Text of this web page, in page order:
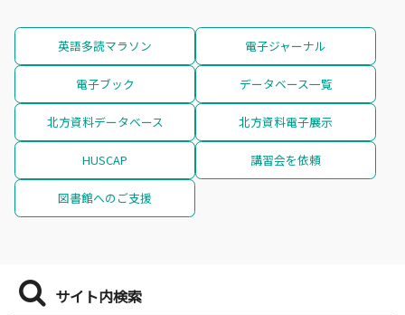
英語多読マラソン 電子ジャーナル
電子ブック データベース一覧
北方資料データベース 北方資料電子展示
HUSCAP 講習会を依頼
図書館へのご支援
サイト内検索